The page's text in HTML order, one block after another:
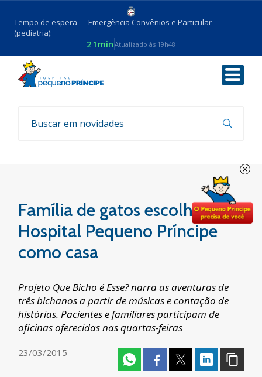
Tempo de espera — Emergência Convênios e Particular
(pediatria):
21min Atualizado às 19h48
Voltar
Notícias
Família de gatos escolhe o
Hospital Pequeno Príncipe
como casa
Projeto Que Bicho é Esse? narra as aventuras de
três bichanos a partir de músicas e contação de
histórias. Pacientes e familiares participam de
oficinas oferecidas nas quartas-feiras
23/03/2015